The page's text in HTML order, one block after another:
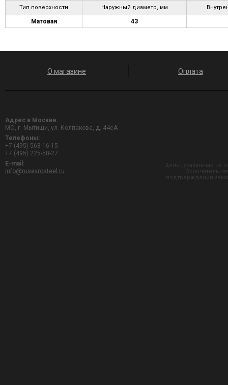
Тип поверхности Наружный диаметр, мм
Матовая 43
О магазине Оплата
Адрес в Москве:
МО, г. Мытищи, ул. Колпакова, д. 44сА
Телефоны:
+7 (495) 568-16-15
+7 (495) 225-58-27
E-mail:
info@rusevrosteel.ru
Цены, указанные на
подтверждении